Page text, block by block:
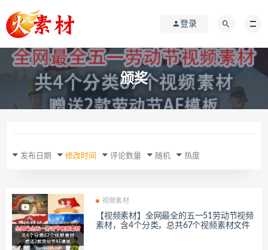
登录
颁奖
发布日期 修改时间 评论数量 随机 热度
视频素材
【视频素材】全网最全的五一51劳动节视频
素材，含4个分类，总共67个视频素材文件